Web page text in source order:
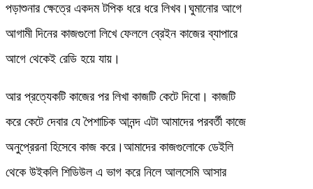
পড়াশুনার ক্ষেত্রে একদম টপিক ধরে ধরে লিখব।ঘুমানোর আগে
আগামী দিনের কাজগুলো লিখে ফেললে ব্রেইন কাজের ব্যাপারে
আগে থেকেই রেডি হয়ে যায়।
আর প্রত্যেকটি কাজের পর লিখা কাজটি কেটে দিবো। কাজটি
করে কেটে দেবার যে পৈশাচিক আনন্দ এটা আমাদের পরবর্তী কাজে
অনুপ্রেরনা হিসেবে কাজ করে।আমাদের কাজগুলোকে ডেইলি
থেকে উইকলি শিডিউল এ ভাগ করে নিলে আলসেমি আসার